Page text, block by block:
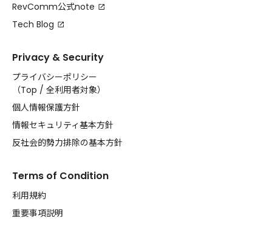
RevComm公式note
Tech Blog
Privacy & Security
プライバシーポリシー
（Top / 全利用者対象）
個人情報保護方針
情報セキュリティ基本方針
反社会的勢力排除の基本方針
Terms of Condition
利用規約
重要事項説明